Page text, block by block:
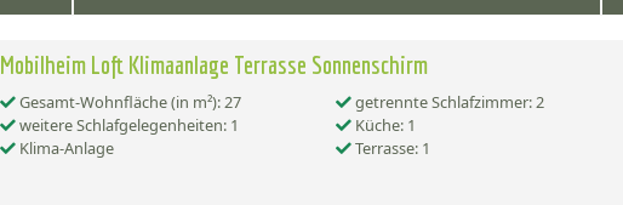
Mobilheim Loft Klimaanlage Terrasse Sonnenschirm
Gesamt-Wohnfläche (in m²): 27
getrennte Schlafzimmer: 2
weitere Schlafgelegenheiten: 1
Küche: 1
Klima-Anlage
Terrasse: 1